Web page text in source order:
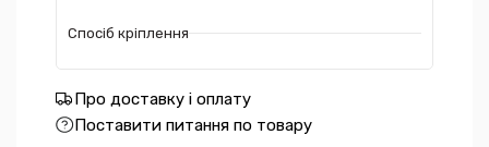
Спосіб кріплення
Про доставку і оплату
Поставити питання по товару